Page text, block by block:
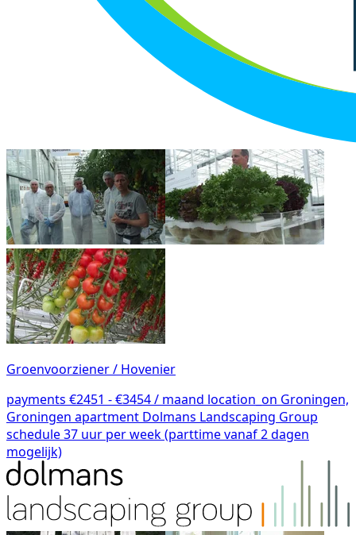
Groenvoorziener / Hovenier
payments €2451 - €3454 / maand location_on Groningen,
Groningen apartment Dolmans Landscaping Group
schedule37 uur per week (parttime vanaf 2 dagen
mogelijk)